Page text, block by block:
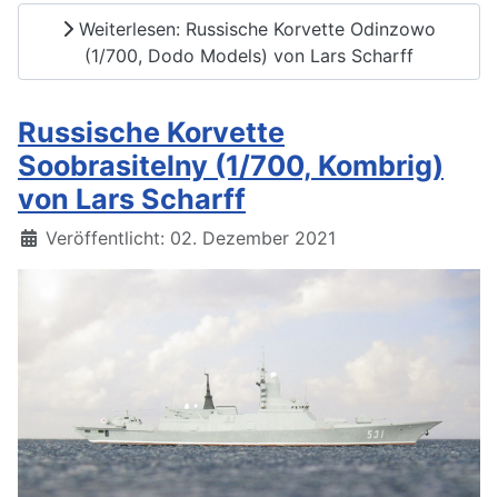
Weiterlesen: Russische Korvette Odinzowo
(1/700, Dodo Models) von Lars Scharff
Russische Korvette
Soobrasitelny (1/700, Kombrig)
von Lars Scharff
Details
Veröffentlicht: 02. Dezember 2021